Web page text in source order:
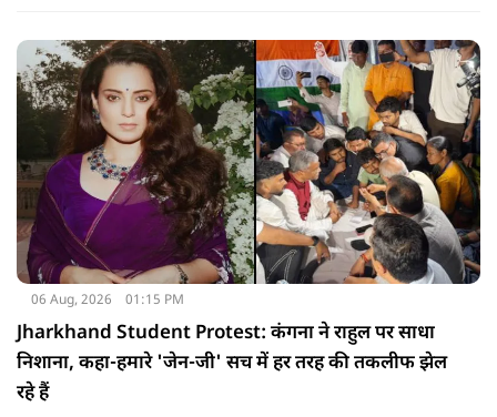
06 Aug, 2026 01:15 PM
Jharkhand Student Protest: कंगना ने राहुल पर साधा
निशाना, कहा-हमारे 'जेन-जी' सच में हर तरह की तकलीफ झेल
रहे हैं